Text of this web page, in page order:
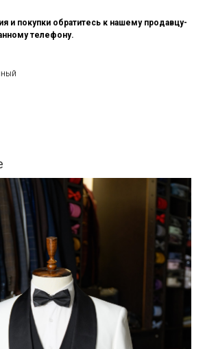
и покупки обратитесь к нашему продавцу-
телефону.